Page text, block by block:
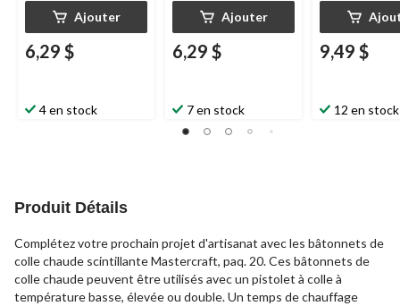
Ajouter
6,29 $
4 en stock
Ajouter
6,29 $
7 en stock
9,49 $
12 en stock
Produit Détails
Complétez votre prochain projet d'artisanat avec les bâtonnets de
colle chaude scintillante Mastercraft, paq. 20. Ces bâtonnets de
colle chaude peuvent être utilisés avec un pistolet à colle à
température basse, élevée ou double. Un temps de chauffage